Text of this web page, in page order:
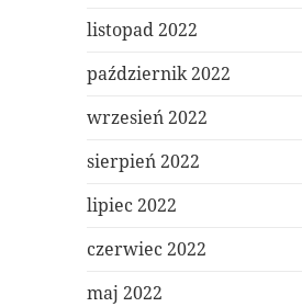
listopad 2022
październik 2022
wrzesień 2022
sierpień 2022
lipiec 2022
czerwiec 2022
maj 2022